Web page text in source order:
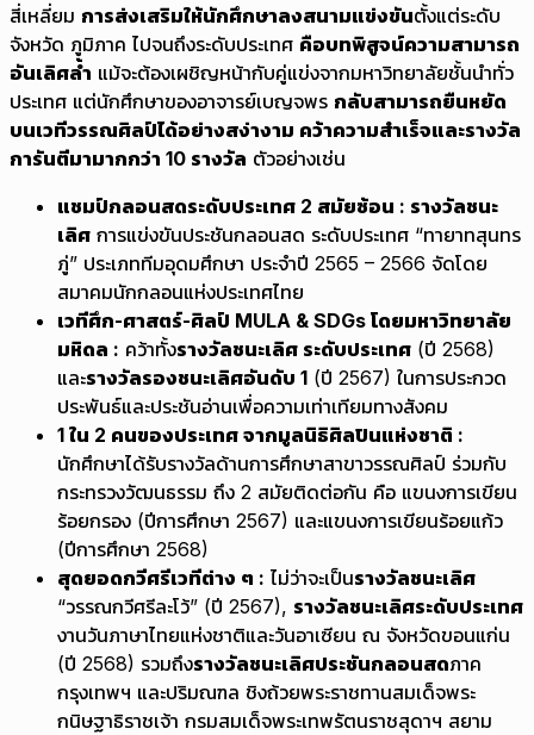
สี่เหลี่ยม การส่งเสริมให้นักศึกษาลงสนามแข่งขันตั้งแต่ระดับ
จังหวัด ภูมิภาค ไปจนถึงระดับประเทศ คือบทพิสูจน์ความสามารถ
อันเลิศล้ำ แม้จะต้องเผชิญหน้ากับคู่แข่งจากมหาวิทยาลัยชั้นนำทั่ว
ประเทศ แต่นักศึกษาของอาจารย์เบญจพร กลับสามารถยืนหยัด
บนเวทีวรรณศิลป์ได้อย่างสง่างาม คว้าความสำเร็จและรางวัล
การันตีมามากกว่า 10 รางวัล ตัวอย่างเช่น
แชมป์กลอนสดระดับประเทศ 2 สมัยซ้อน : รางวัลชนะ
เลิศ การแข่งขันประชันกลอนสด ระดับประเทศ “ทายาทสุนทร
ภู่” ประเภททีมอุดมศึกษา ประจำปี 2565 – 2566 จัดโดย
สมาคมนักกลอนแห่งประเทศไทย
เวทีศึก-ศาสตร์-ศิลป์ MULA & SDGs โดยมหาวิทยาลัย
มหิดล : คว้าทั้งรางวัลชนะเลิศ ระดับประเทศ (ปี 2568)
และรางวัลรองชนะเลิศอันดับ 1 (ปี 2567) ในการประกวด
ประพันธ์และประชันอ่านเพื่อความเท่าเทียมทางสังคม
1 ใน 2 คนของประเทศ จากมูลนิธิศิลปินแห่งชาติ :
นักศึกษาได้รับรางวัลด้านการศึกษาสาขาวรรณศิลป์ ร่วมกับ
กระทรวงวัฒนธรรม ถึง 2 สมัยติดต่อกัน คือ แขนงการเขียน
ร้อยกรอง (ปีการศึกษา 2567) และแขนงการเขียนร้อยแก้ว
(ปีการศึกษา 2568)
สุดยอดกวีศรีเวทีต่าง ๆ : ไม่ว่าจะเป็นรางวัลชนะเลิศ
“วรรณกวีศรีละโว้” (ปี 2567), รางวัลชนะเลิศระดับประเทศ
งานวันภาษาไทยแห่งชาติและวันอาเซียน ณ จังหวัดขอนแก่น
(ปี 2568) รวมถึงรางวัลชนะเลิศประชันกลอนสดภาค
กรุงเทพฯ และปริมณฑล ชิงถ้วยพระราชทานสมเด็จพระ
กนิษฐาธิราชเจ้า กรมสมเด็จพระเทพรัตนราชสุดาฯ สยาม